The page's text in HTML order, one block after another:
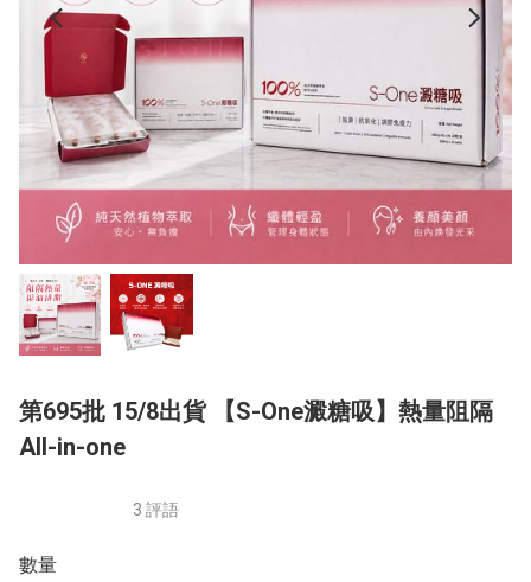
第695批 15/8出貨 【S-One澱糖吸】熱量阻隔
All-in-one
3 評語
數量